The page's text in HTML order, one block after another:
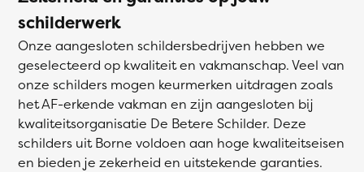
schilderwerk
Onze aangesloten schildersbedrijven hebben we
geselecteerd op kwaliteit en vakmanschap. Veel van
onze schilders mogen keurmerken uitdragen zoals
het AF-erkende vakman en zijn aangesloten bij
kwaliteitsorganisatie De Betere Schilder. Deze
schilders uit Borne voldoen aan hoge kwaliteitseisen
en bieden je zekerheid en uitstekende garanties.